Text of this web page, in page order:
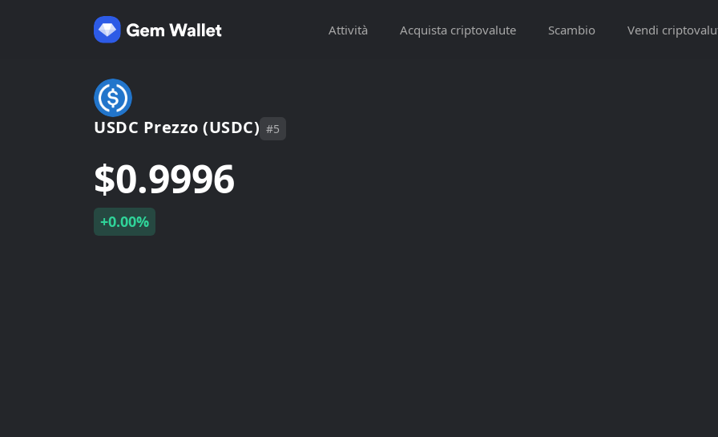
Attività Acquista criptovalute Scambio Vendi
USDC Prezzo (USDC) #5
$0.9996
+0.00%